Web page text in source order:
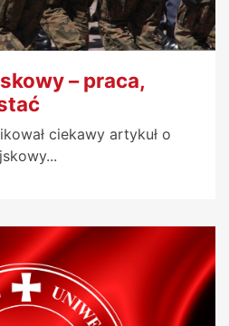
– praca,
ciekawy artykuł o